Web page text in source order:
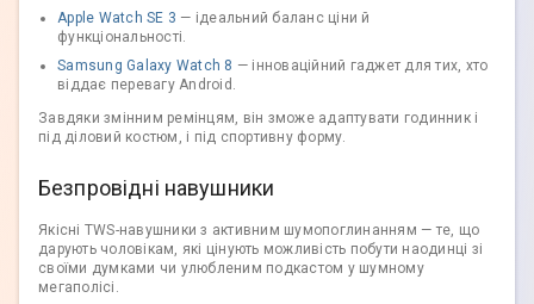
Apple Watch SE 3 — ідеальний баланс ціни й
функціональності.
Samsung Galaxy Watch 8 — інноваційний гаджет для тих, хто
віддає перевагу Android.
Завдяки змінним ремінцям, він зможе адаптувати годинник і
під діловий костюм, і під спортивну форму.
Безпровідні навушники
Якісні TWS-навушники з активним шумопоглинанням — те, що
дарують чоловікам, які цінують можливість побути наодинці зі
своїми думками чи улюбленим подкастом у шумному
мегаполісі.